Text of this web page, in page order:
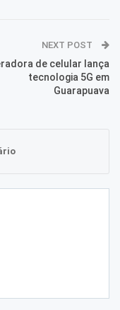
NEXT POST
de celular lança
tecnologia 5G em
Guarapuava